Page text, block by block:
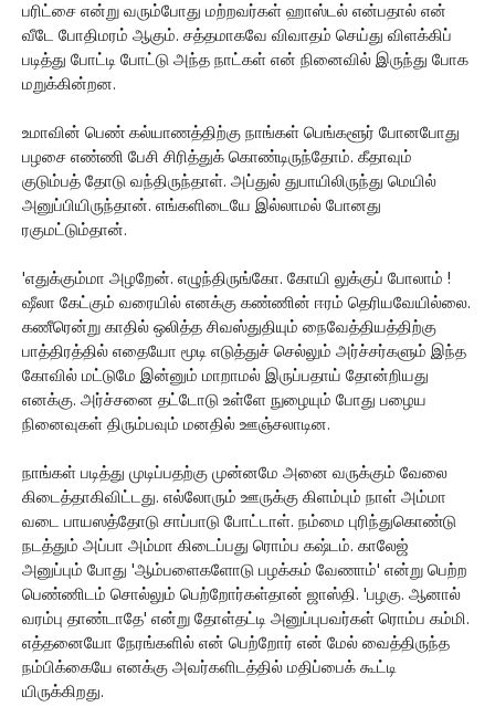
பரிட்சை என்று வரும்போது மற்றவர்கள் ஹாஸ்டல் என்பதால் என்
வீடே போதிமரம் ஆகும். சத்தமாகவே விவாதம் செய்து விளக்கிப்
படித்து போட்டி போட்டு அந்த நாட்கள் என் நினைவில் இருந்து போக
மறுக்கின்றன.
உமாவின் பெண் கல்யாணத்திற்கு நாங்கள் பெங்களூர் போனபோது
பழசை எண்ணி பேசி சிரித்துக் கொண்டிருந்தோம். கீதாவும்
குடும்பத் தோடு வந்திருந்தாள். அப்துல் துபாயிலிருந்து மெயில்
அனுப்பியிருந்தான். எங்களிடையே இல்லாமல் போனது
ரகுமட்டும்தான்.
'எதுக்கும்மா அழறேன். எழுந்திருங்கோ. கோயி லுக்குப் போலாம் !
ஷீலா கேட்கும் வரையில் எனக்கு கண்ணின் ஈரம் தெரியவேயில்லை.
கணீரென்று காதில் ஒலித்த சிவஸ்துதியும் நைவேத்தியத்திற்கு
பாத்திரத்தில் எதையோ மூடி எடுத்துச் செல்லும் அர்ச்சர்களும் இந்த
கோவில் மட்டுமே இன்னும் மாறாமல் இருப்பதாய் தோன்றியது
எனக்கு. அர்ச்சனை தட்டோடு உள்ளே நுழையும் போது பழைய
நினைவுகள் திரும்பவும் மனதில் ஊஞ்சலாடின.
நாங்கள் படித்து முடிப்பதற்கு முன்னமே அனை வருக்கும் வேலை
கிடைத்தாகிவிட்டது. எல்லோரும் ஊருக்கு கிளம்பும் நாள் அம்மா
வடை பாயஸத்தோடு சாப்பாடு போட்டாள். நம்மை புரிந்துகொண்டு
நடத்தும் அப்பா அம்மா கிடைப்பது ரொம்ப கஷ்டம். காலேஜ்
அனுப்பும் போது 'ஆம்பளைகளோடு பழக்கம் வேணாம்' என்று பெற்ற
பெண்ணிடம் சொல்லும் பெற்றோர்கள்தான் ஜாஸ்தி. 'பழகு. ஆனால்
வரம்பு தாண்டாதே' என்று தோள்தட்டி அனுப்புபவர்கள் ரொம்ப கம்மி.
எத்தனையோ நேரங்களில் என் பெற்றோர் என் மேல் வைத்திருந்த
நம்பிக்கையே எனக்கு அவர்களிடத்தில் மதிப்பைக் கூட்டி
யிருக்கிறது.